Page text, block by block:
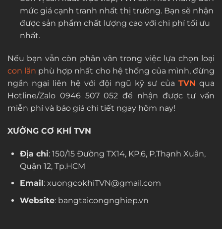
mức giá cạnh tranh nhất thị trường. Bạn sẽ nhận
được sản phẩm chất lượng cao với chi phí tối ưu
nhất.
Nếu bạn vẫn còn phân vân trong việc lựa chọn loại
con lăn phù hợp nhất cho hệ thống của mình, đừng
ngần ngại liên hệ với đội ngũ kỹ sư của TVN qua
Hotline/Zalo 0946 507 052 để nhận được tư vấn
miễn phí và báo giá chi tiết ngay hôm nay!
XƯỞNG CƠ KHÍ TVN
Địa chỉ: 150/15 Đường TX14, KP.6, P.Thạnh Xuân,
Quận 12, Tp.HCM
Email: xuongcokhiTVN@gmail.com
Website: bangtaicongnghiep.vn